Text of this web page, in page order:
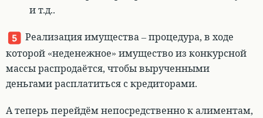
и т.д..
Реализация имущества – процедура, в ходе
которой «неденежное» имущество из конкурсной
массы распродаётся, чтобы вырученными
деньгами расплатиться с кредиторами.
А теперь перейдём непосредственно к алиментам,